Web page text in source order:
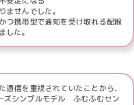
ませんでした。
つ携帯型で通知を受け取れる配線
した。
信を重視されていたことから、
ズシンプルモデル ふむふむセン